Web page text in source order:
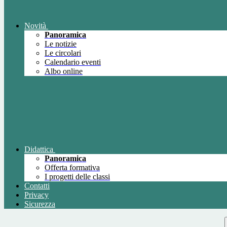
Novità
Panoramica
Le notizie
Le circolari
Calendario eventi
Albo online
Didattica
Panoramica
Offerta formativa
I progetti delle classi
Contatti
Privacy
Sicurezza